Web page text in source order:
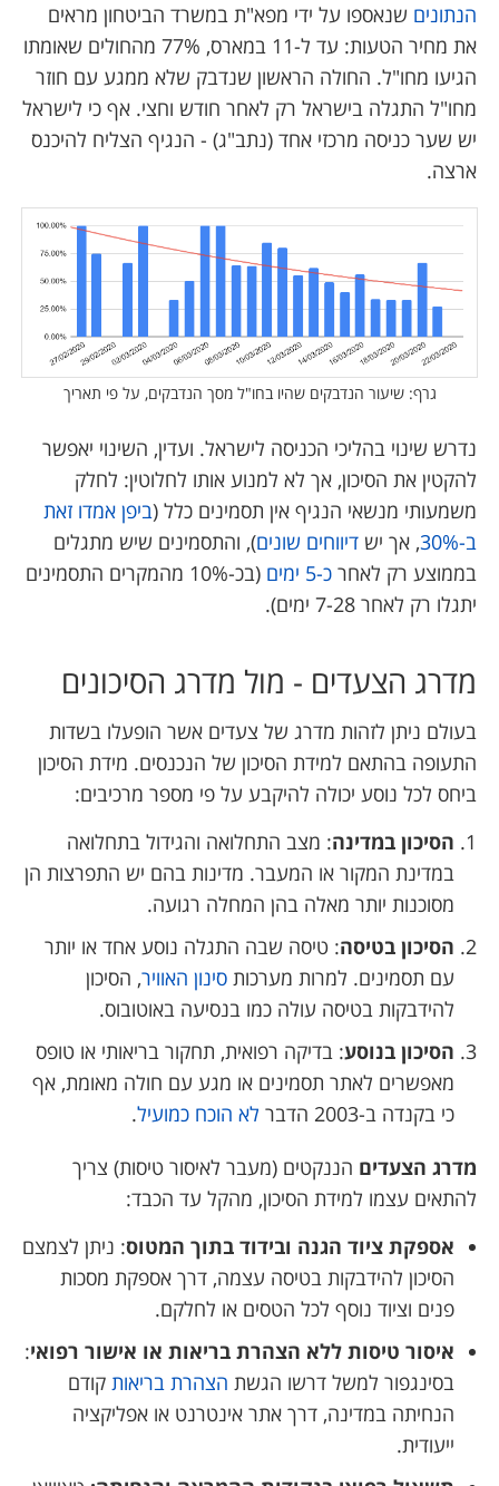
הנתונים שנאספו על ידי מפא"ת במשרד הביטחון מראים
את מחיר הטעות: עד ל-11 במארס, 77% מהחולים שאומתו
הגיעו מחו"ל. החולה הראשון שנדבק שלא ממגע עם חוזר
מחו"ל התגלה בישראל רק לאחר חודש וחצי. אף כי לישראל
יש שער כניסה מרכזי אחד (נתב"ג) - הנגיף הצליח להיכנס
ארצה.
גרף: שיעור הנדבקים שהיו בחו"ל מסך הנדבקים, על פי תאריך
נדרש שינוי בהליכי הכניסה לישראל. ועדין, השינוי יאפשר
להקטין את הסיכון, אך לא למנוע אותו לחלוטין: לחלק
משמעותי מנשאי הנגיף אין תסמינים כלל (ביפן אמדו זאת
ב-30%
, אך יש דיווחים שונים), והתסמינים שיש מתגלים
בממוצע רק לאחר כ-5 ימים
(בכ-10% מהמקרים התסמינים
יתגלו רק לאחר 7-28 ימים).
מדרג הצעדים - מול מדרג הסיכונים
בעולם ניתן לזהות מדרג של צעדים אשר הופעלו בשדות
התעופה בהתאם למידת הסיכון של הנכנסים. מידת הסיכון
ביחס לכל נוסע יכולה להיקבע על פי מספר מרכיבים:
הסיכון במדינה: מצב התחלואה והגידול בתחלואה
במדינת המקור או המעבר. מדינות בהם יש התפרצות הן
מסוכנות יותר מאלה בהן המחלה רגועה.
הסיכון בטיסה: טיסה שבה התגלה נוסע אחד או יותר
עם תסמינים. למרות מערכות סינון האוויר, הסיכון
להידבקות בטיסה עולה כמו בנסיעה באוטובוס.
הסיכון בנוסע: בדיקה רפואית, תחקור בריאותי או טופס
מאפשרים לאתר תסמינים או מגע עם חולה מאומת, אף
כי בקנדה ב-2003 הדבר
לא הוכח כמועיל.
מדרג הצעדים הננקטים (מעבר לאיסור טיסות) צריך
להתאים עצמו למידת הסיכון, מהקל עד הכבד:
אספקת ציוד הגנה ובידוד בתוך המטוס: ניתן לצמצם
הסיכון להידבקות בטיסה עצמה, דרך אספקת מסכות
פנים וציוד נוסף לכל הטסים או לחלקם.
איסור טיסות ללא הצהרת בריאות או אישור רפואי:
בסינגפור למשל דרשו הגשת הצהרת בריאות קודם
הנחיתה במדינה, דרך אתר אינטרנט או אפליקציה
ייעודית.